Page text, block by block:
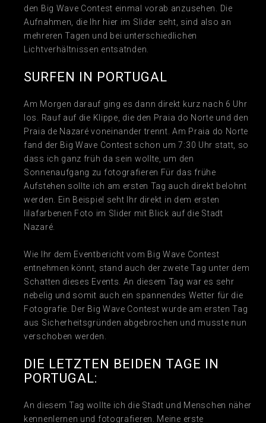
den Big Wave Contest einmal vorab anzusehen. Die
Aufnahmen, die Ihr hier im Slider seht, sind also an
mehreren Tagen und bei unterschiedlichen
Lichtverhältnissen entsatnden.
SURFEN IN PORTUGAL
Am Morgen darauf ging es dann direkt kurz nach 6 Uhr
los. Rauf auf die Klippe, die den Praia do Norte und den
Praia de Nazaré voneinander trennt. Am Praia do Norte
fand der Big Wave Contest schon um 7:30 Uhr statt, so
dass ich ganz früh da sein wollte, um den
Sonnenaufgang zu fotografieren Für das frühe
Aufstehen sollte ich am ersten Tag auch direkt belohnt
werden. Ein Beispiel seht Ihr direkt in dem ersten
lilafarbenen Foto im Slider mit Blick auf die Stadt
Nazaré.
Wie Ihr dem Eventbericht vom Big Wave Contest
entnehmen könnt, stand auch der zweite Tag unter dem
Schatten dieses Events. An diesem Tag war es sehr
nebelig und somit auch ein spannendes Wetter für die
Fotografie. Der Big Wave Contest wurde am ersten Tag
aus Sicherheitsgründen abgebrochen und musste nun
verschoben werden.
DIE LETZTEN BEIDEN TAGE IN
PORTUGAL:
An diesem Tag wollte ich die Stadt und Menschen näher
kennenlernen und fotografieren. Meine erste